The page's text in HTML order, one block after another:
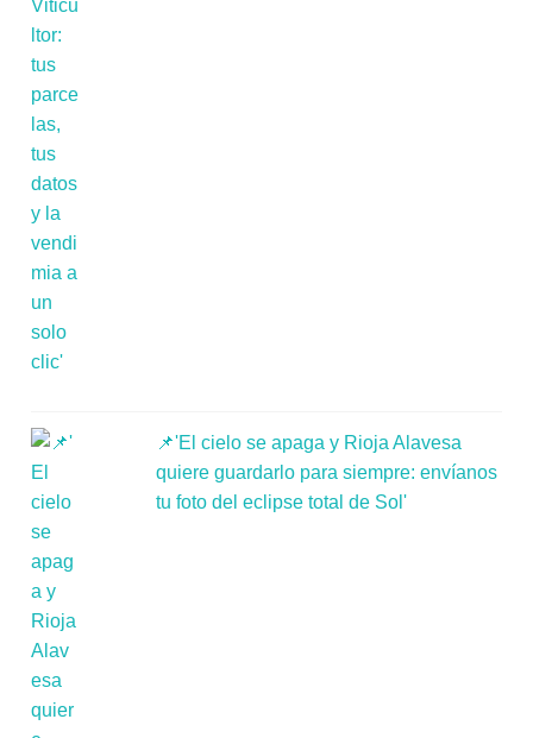
📌'El cielo se apaga y Rioja Alavesa
quiere guardarlo para siempre: envíanos
tu foto del eclipse total de Sol'